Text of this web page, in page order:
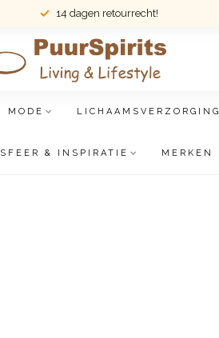
14 dagen retourrecht!
MODE LICHAAMSVERZORGING
SFEER & INSPIRATIE MERKEN